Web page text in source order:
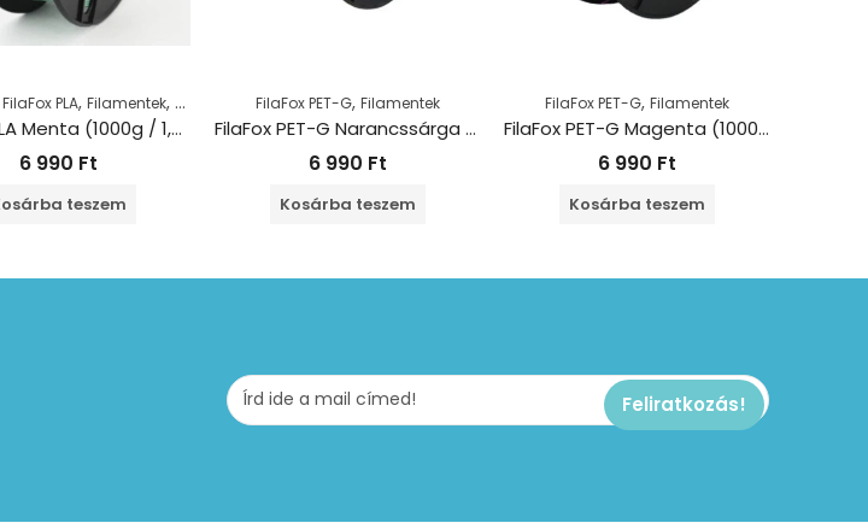
FilaFox PLA, Filamentek, PLA
FilaFox PLA Menta (1000g / 1,75mm)
6 990 Ft
teszem
FilaFox PET-G, Filamentek
FilaFox PET-G Narancssárga (1000g / 1,75mm)
6 990 Ft
Kosárba teszem
FilaFox PET-G, Filamentek
FilaFox PET-G Magenta (1000g / 1,75mm)
6 990 Ft
Kosárba teszem